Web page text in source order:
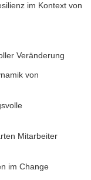
im Kontext von
Veränderung
von
Mitarbeiter
im Change